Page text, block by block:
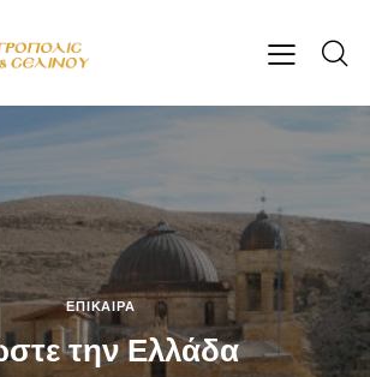
ΕΠΊΚΑΙΡΑ
την Ελλάδα